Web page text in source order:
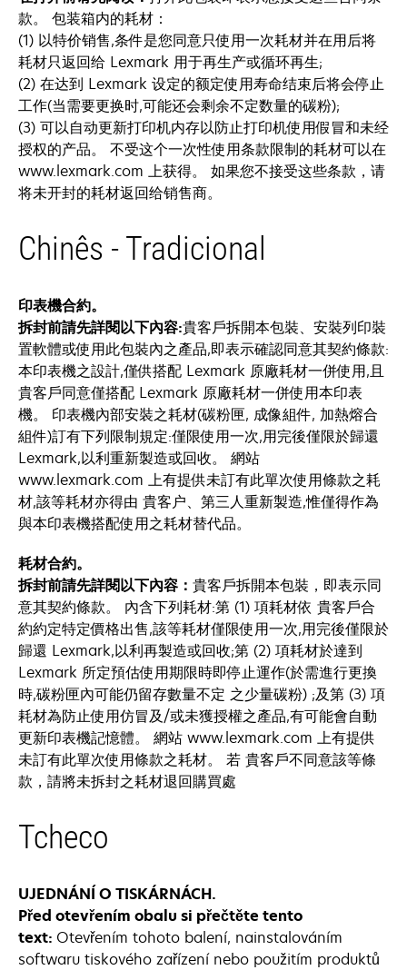
款。 包装箱内的耗材：
(1) 以特价销售,条件是您同意只使用一次耗材并在用后将
耗材只返回给 Lexmark 用于再生产或循环再生;
(2) 在达到 Lexmark 设定的额定使用寿命结束后将会停止
工作(当需要更换时,可能还会剩余不定数量的碳粉);
(3) 可以自动更新打印机内存以防止打印机使用假冒和未经
授权的产品。 不受这个一次性使用条款限制的耗材可以在
www.lexmark.com 上获得。 如果您不接受这些条款，请
将未开封的耗材返回给销售商。
Chinês - Tradicional
印表機合約。
拆封前請先詳閱以下內容:貴客戶拆開本包裝、安裝列印裝
置軟體或使用此包裝內之產品,即表示確認同意其契約條款:
本印表機之設計,僅供搭配 Lexmark 原廠耗材一併使用,且
貴客戶同意僅搭配 Lexmark 原廠耗材一併使用本印表
機。 印表機內部安裝之耗材(碳粉匣, 成像組件, 加熱熔合
組件)訂有下列限制規定:僅限使用一次,用完後僅限於歸還
Lexmark,以利重新製造或回收。 網站
www.lexmark.com 上有提供未訂有此單次使用條款之耗
材,該等耗材亦得由 貴客户、第三人重新製造,惟僅得作為
與本印表機搭配使用之耗材替代品。
耗材合約。
拆封前請先詳閱以下內容： 貴客戶拆開本包裝，即表示同
意其契約條款。 內含下列耗材:第 (1) 項耗材依 貴客戶合
約約定特定價格出售,該等耗材僅限使用一次,用完後僅限於
歸還 Lexmark,以利再製造或回收;第 (2) 項耗材於達到
Lexmark 所定預估使用期限時即停止運作(於需進行更換
時,碳粉匣內可能仍留存數量不定 之少量碳粉) ;及第 (3) 項
耗材為防止使用仿冒及/或未獲授權之產品,有可能會自動
更新印表機記憶體。 網站 www.lexmark.com 上有提供
未訂有此單次使用條款之耗材。 若 貴客戶不同意該等條
款，請將未拆封之耗材退回購買處
Tcheco
UJEDNÁNÍ O TISKÁRNÁCH.
Před otevřením obalu si přečtěte tento
text: Otevřením tohoto balení, nainstalováním
softwaru tiskového zařízení nebo použitím produktů